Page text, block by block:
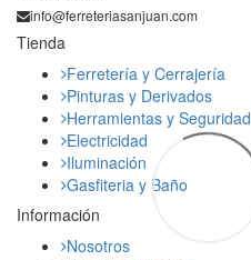
info@ferreteriasanjuan.com
Tienda
Ferretería y Cerrajería
Pinturas y Derivados
Herramientas y Seguridad
Electricidad
Iluminación
Gasfiteria y Baño
Información
Nosotros